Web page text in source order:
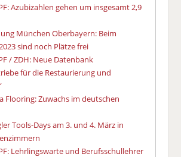
Azubizahlen gehen um insgesamt 2,9
München Oberbayern: Beim
sind noch Plätze frei
/ ZDH: Neue Datenbank
für die Restaurierung und
Flooring: Zuwachs im deutschen
Tools-Days am 3. und 4. März in
Lehrlingswarte und Berufsschullehrer